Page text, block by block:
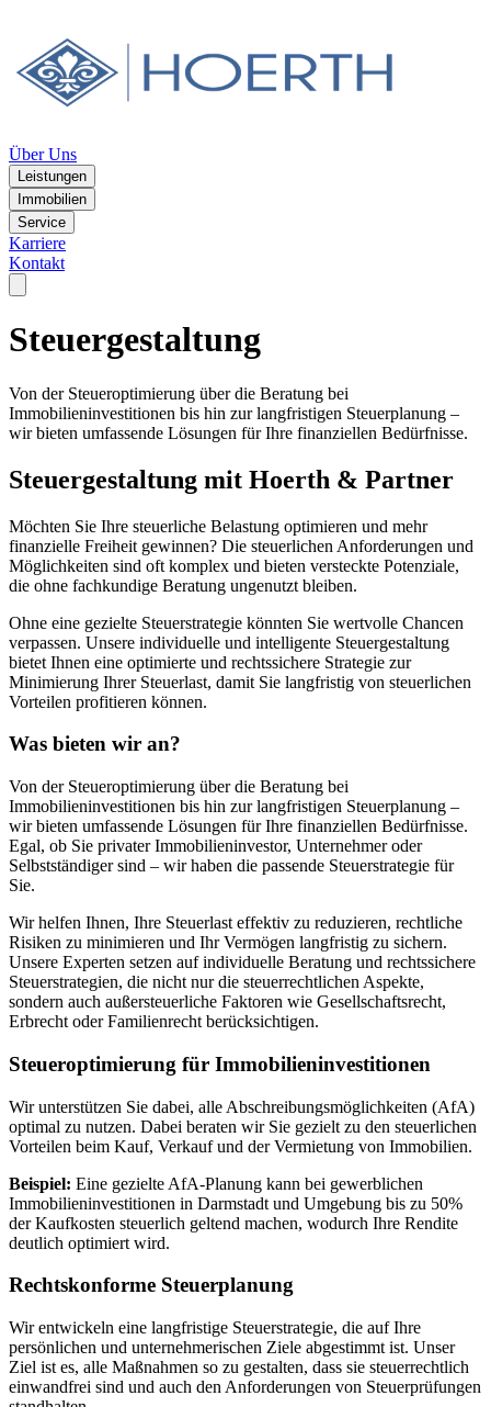
Über Uns
Leistungen
Immobilien
Service
Karriere
Kontakt
Steuergestaltung
Von der Steueroptimierung über die Beratung bei
Immobilieninvestitionen bis hin zur langfristigen Steuerplanung –
wir bieten umfassende Lösungen für Ihre finanziellen Bedürfnisse.
Steuergestaltung mit Hoerth & Partner
Möchten Sie Ihre steuerliche Belastung optimieren und mehr
finanzielle Freiheit gewinnen? Die steuerlichen Anforderungen und
Möglichkeiten sind oft komplex und bieten versteckte Potenziale,
die ohne fachkundige Beratung ungenutzt bleiben.
Ohne eine gezielte Steuerstrategie könnten Sie wertvolle Chancen
verpassen. Unsere individuelle und intelligente Steuergestaltung
bietet Ihnen eine optimierte und rechtssichere Strategie zur
Minimierung Ihrer Steuerlast, damit Sie langfristig von steuerlichen
Vorteilen profitieren können.
Was bieten wir an?
Von der Steueroptimierung über die Beratung bei
Immobilieninvestitionen bis hin zur langfristigen Steuerplanung –
wir bieten umfassende Lösungen für Ihre finanziellen Bedürfnisse.
Egal, ob Sie privater Immobilieninvestor, Unternehmer oder
Selbstständiger sind – wir haben die passende Steuerstrategie für
Sie.
Wir helfen Ihnen, Ihre Steuerlast effektiv zu reduzieren, rechtliche
Risiken zu minimieren und Ihr Vermögen langfristig zu sichern.
Unsere Experten setzen auf individuelle Beratung und rechtssichere
Steuerstrategien, die nicht nur die steuerrechtlichen Aspekte,
sondern auch außersteuerliche Faktoren wie Gesellschaftsrecht,
Erbrecht oder Familienrecht berücksichtigen.
Steueroptimierung für Immobilieninvestitionen
Wir unterstützen Sie dabei, alle Abschreibungsmöglichkeiten (AfA)
optimal zu nutzen. Dabei beraten wir Sie gezielt zu den steuerlichen
Vorteilen beim Kauf, Verkauf und der Vermietung von Immobilien.
Beispiel: Eine gezielte AfA-Planung kann bei gewerblichen
Immobilieninvestitionen in Darmstadt und Umgebung bis zu 50%
der Kaufkosten steuerlich geltend machen, wodurch Ihre Rendite
deutlich optimiert wird.
Rechtskonforme Steuerplanung
Wir entwickeln eine langfristige Steuerstrategie, die auf Ihre
persönlichen und unternehmerischen Ziele abgestimmt ist. Unser
Ziel ist es, alle Maßnahmen so zu gestalten, dass sie steuerrechtlich
einwandfrei sind und auch den Anforderungen von Steuerprüfungen